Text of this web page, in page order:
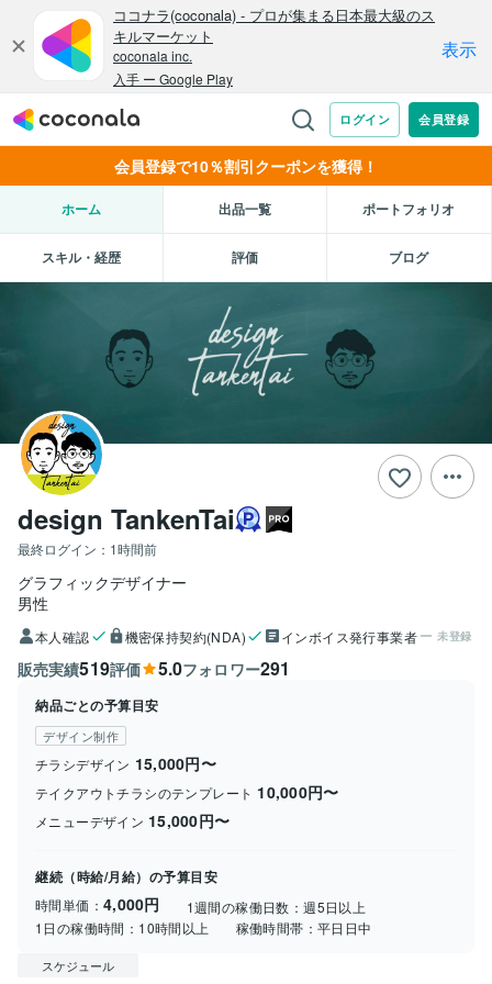
会員登録で10％割引クーポンを獲得！
ホーム 出品一覧 ポートフォリオ
スキル・経歴 評価 ブログ
design TankenTai
最終ログイン： 1時間前
グラフィックデザイナー
男性
本人確認 機密保持契約(NDA) インボイス発行事業者 未登録
販売実績519評価 5.0フォロワー291
納品ごとの予算目安
デザイン制作
チラシデザイン 15,000円〜
テイクアウトチラシのテンプレート 10,000円〜
メニューデザイン 15,000円〜
継続（時給/月給）の予算目安
時間単価： 4,000円 1週間の稼働日数：週5日以上
1日の稼働時間： 10時間以上 稼働時間帯：平日日中
スケジュール